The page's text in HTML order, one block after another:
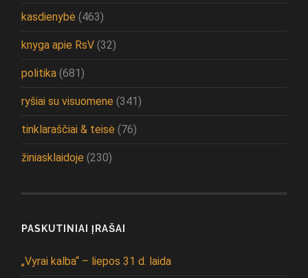
kasdienybė (463)
knyga apie RsV (32)
politika (681)
ryšiai su visuomene (341)
tinklaraščiai & teisė (76)
žiniasklaidoje (230)
PASKUTINIAI ĮRAŠAI
„Vyrai kalba“ – liepos 31 d. laida